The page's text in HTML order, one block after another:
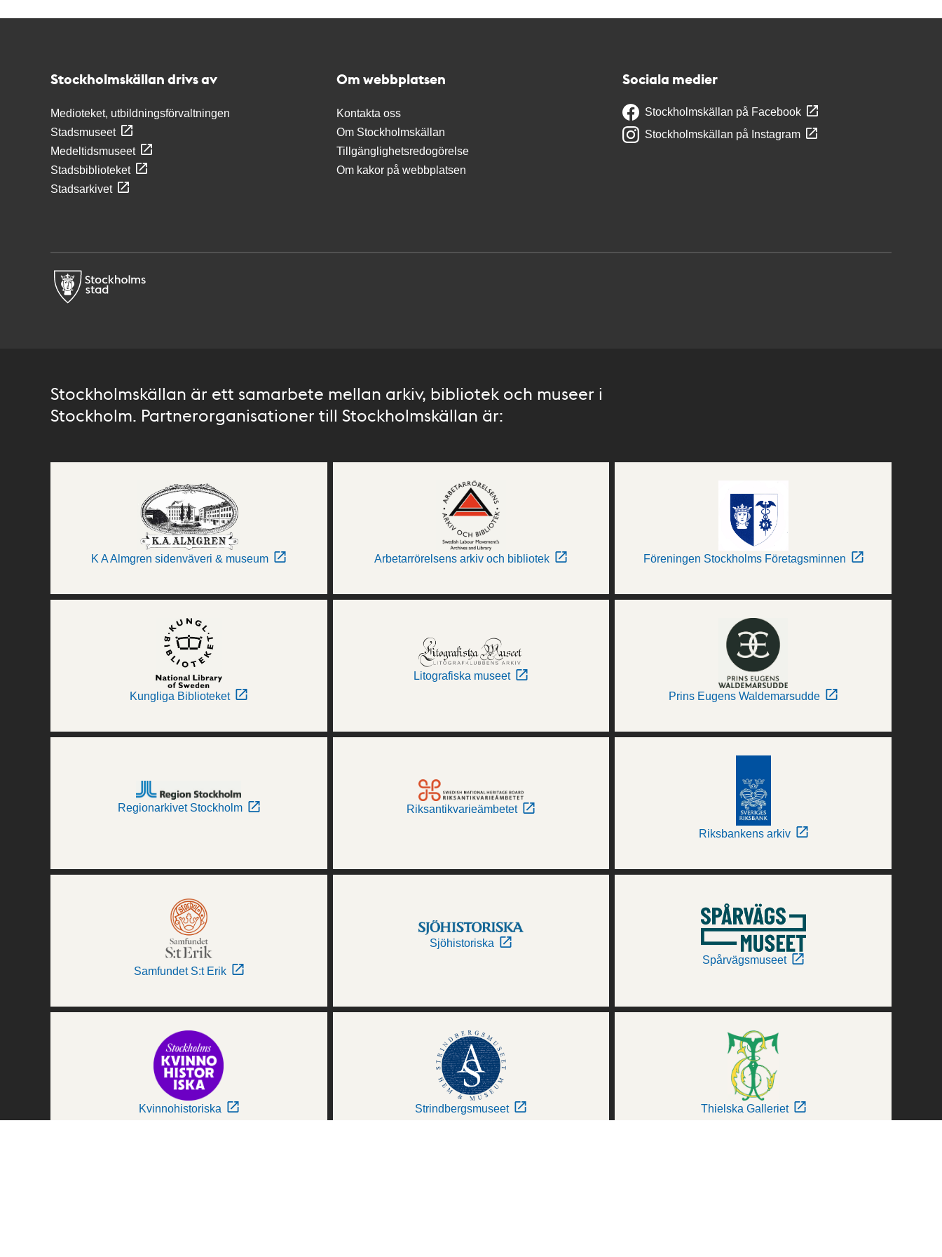
Stockholmskällan drivs av
Medioteket, utbildningsförvaltningen
Stadsmuseet
Medeltidsmuseet
Stadsbiblioteket
Stadsarkivet
Om webbplatsen
Kontakta oss
Om Stockholmskällan
Tillgänglighetsredogörelse
Om kakor på webbplatsen
Sociala medier
Stockholmskällan på Facebook
Stockholmskällan på Instagram
Stockholmskällan är ett samarbete mellan arkiv, bibliotek och museer i
Stockholm. Partnerorganisationer till Stockholmskällan är:
K A Almgren sidenväveri & museum Arbetarrörelsens arkiv och bibliotek Föreningen Stockholms Företagsminnen
Kungliga Biblioteket
Litografiska museet
Prins Eugens Waldemarsudde
Regionarkivet Stockholm Riksantikvarieämbetet
Riksbankens arkiv
Samfundet S:t Erik
Sjöhistoriska
Spårvägsmuseet
Kvinnohistoriska Strindbergsmuseet Thielska Galleriet